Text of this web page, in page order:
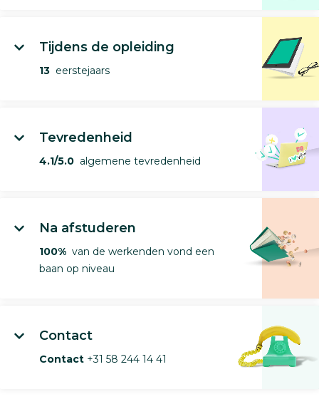
Tijdens de opleiding
13 eerstejaars
Tevredenheid
4.1/5.0 algemene tevredenheid
Na afstuderen
100% van de werkenden vond een
baan op niveau
Contact
Contact +31 58 244 14 41